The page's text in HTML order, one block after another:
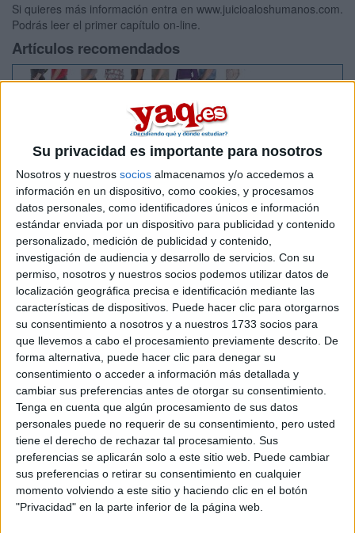
Su privacidad es importante para nosotros
Nosotros y nuestros socios almacenamos y/o accedemos a
información en un dispositivo, como cookies, y procesamos
datos personales, como identificadores únicos e información
estándar enviada por un dispositivo para publicidad y contenido
personalizado, medición de publicidad y contenido,
investigación de audiencia y desarrollo de servicios. Con su
permiso, nosotros y nuestros socios podemos utilizar datos de
localización geográfica precisa e identificación mediante las
características de dispositivos. Puede hacer clic para otorgarnos
su consentimiento a nosotros y a nuestros 1733 socios para
que llevemos a cabo el procesamiento previamente descrito. De
forma alternativa, puede hacer clic para denegar su
consentimiento o acceder a información más detallada y
cambiar sus preferencias antes de otorgar su consentimiento.
Tenga en cuenta que algún procesamiento de sus datos
personales puede no requerir de su consentimiento, pero usted
tiene el derecho de rechazar tal procesamiento. Sus
preferencias se aplicarán solo a este sitio web. Puede cambiar
sus preferencias o retirar su consentimiento en cualquier
momento volviendo a este sitio y haciendo clic en el botón
"Privacidad" en la parte inferior de la página web.
Si quieres más información entra en www.juicioaloshumanos.com.
Podrás leer el primer capítulo on-line.
Artículos recomendados
Lista de Espera de la Universidad - Qué
significa y qué hacer para poder ser admitido
Preinscripción online 2026: fechas, formularios
y nuestros mejores consejos